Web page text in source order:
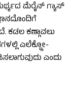
ಮೆರೈನ್ ಗ್ಯಾಸ್
ಕಡಲ ಕಣ್ಗಾವಲು
ಎಲೆಕ್ಟ್ರೋ-
ಎಂದು